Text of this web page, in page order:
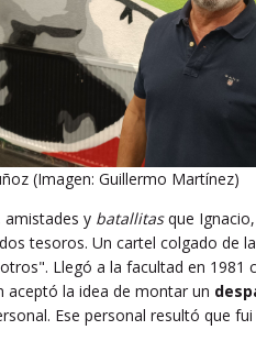
(Imagen: Guillermo Martínez)
amistades y batallitasque
tesoros. Un cartel colgado de
Llegó a la facultad en 1981
aceptó la idea de montar un
Ese personal resultó que